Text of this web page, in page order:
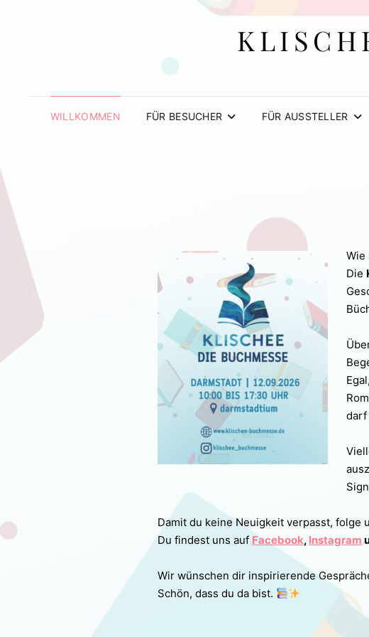
WILLKOMMEN FÜR BESUCHER FÜR AUSSTELLER
Wie
Die
darf
Damit du keine Neuigkeit verpasst, folge
Du findest uns auf Facebook, Instagram
Wir wünschen dir inspirierende
Schön, dass du da bist.